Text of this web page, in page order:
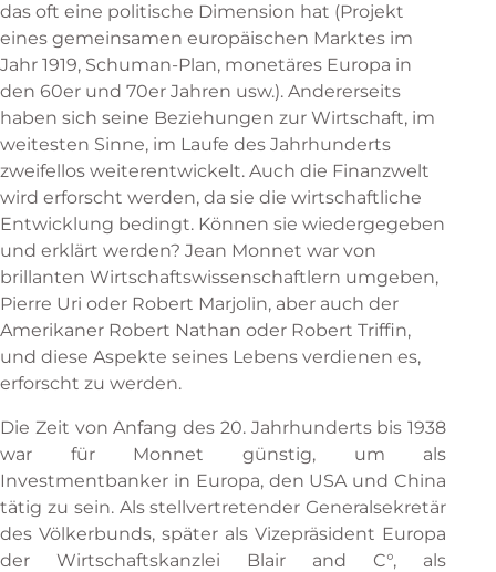
das oft eine politische Dimension hat (Projekt
eines gemeinsamen europäischen Marktes im
Jahr 1919, Schuman-Plan, monetäres Europa in
den 60er und 70er Jahren usw.). Andererseits
haben sich seine Beziehungen zur Wirtschaft, im
weitesten Sinne, im Laufe des Jahrhunderts
zweifellos weiterentwickelt. Auch die Finanzwelt
wird erforscht werden, da sie die wirtschaftliche
Entwicklung bedingt. Können sie wiedergegeben
und erklärt werden? Jean Monnet war von
brillanten Wirtschaftswissenschaftlern umgeben,
Pierre Uri oder Robert Marjolin, aber auch der
Amerikaner Robert Nathan oder Robert Triffin,
und diese Aspekte seines Lebens verdienen es,
erforscht zu werden.
Die Zeit von Anfang des 20. Jahrhunderts bis 1938
war für Monnet günstig, um als
Investmentbanker in Europa, den USA und China
tätig zu sein. Als stellvertretender Generalsekretär
des Völkerbunds, später als Vizepräsident Europa
der Wirtschaftskanzlei Blair and C°, als